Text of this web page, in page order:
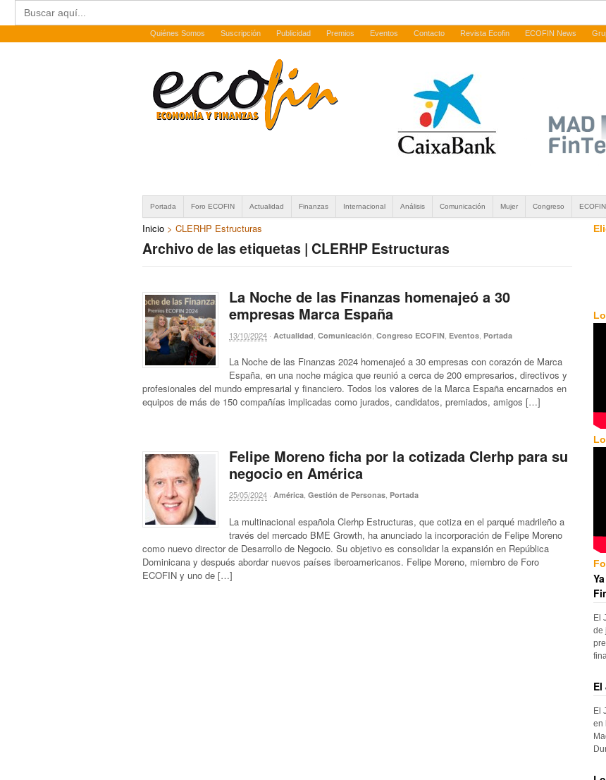
Buscar:
Quiénes Somos Suscripción Publicidad Premios Eventos Contacto Revista Ecofin ECOFIN News
Portada Foro ECOFIN Actualidad Finanzas Internacional Análisis Comunicación Mujer Congreso
Inicio > CLERHP Estructuras
Archivo de las etiquetas | CLERHP Estructuras
La Noche de las Finanzas homenajeó a 30
empresas Marca España
13/10/2024 · Actualidad Comunicación Congreso ECOFIN Eventos Portada
La Noche de las Finanzas 2024 homenajeó a 30 empresas con corazón de Marca
España, en una noche mágica que reunió a cerca de 200 empresarios, directivos y
profesionales del mundo empresarial y financiero. Todos los valores de la Marca España encarnados en
equipos de más de 150 compañías implicadas como jurados, candidatos, premiados, amigos […]
Felipe Moreno ficha por la cotizada Clerhp para su
negocio en América
25/05/2024 · América Gestión de Personas Portada
La multinacional española Clerhp Estructuras, que cotiza en el parqué madrileño a
través del mercado BME Growth, ha anunciado la incorporación de Felipe Moreno
como nuevo director de Desarrollo de Negocio. Su objetivo es consolidar la expansión en República
Dominicana y después abordar nuevos países iberoamericanos. Felipe Moreno, miembro de Foro
ECOFIN y uno de […]
El
de
El
El
en